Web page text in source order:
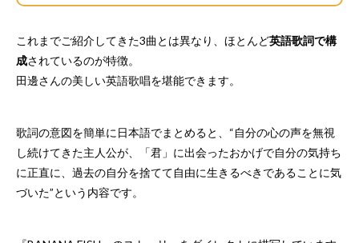
これまでご紹介してきた3曲とは異なり、ほとんど英語歌詞で構
成されているのが特徴。
田邊さんの美しい英語歌唱を堪能できます。
歌詞の意図を簡単に日本語でまとめると、“自分の心の声を無視
し続けてきた主人公が、「君」に出会ったおかげで自分の気持ち
に正直に、過去の自分を捨てて自由に生きるべきであることに気
づいた”という内容です。